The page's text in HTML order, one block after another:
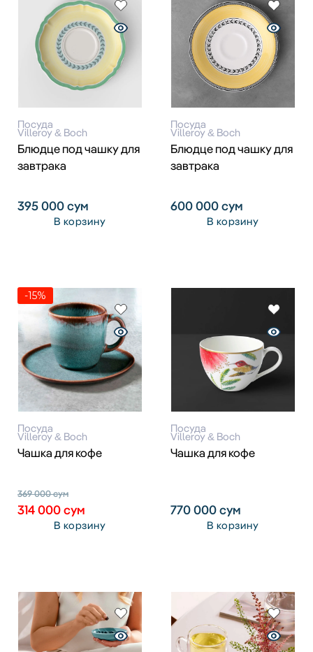
Посуда
Villeroy & Boch
Блюдце под чашку для
завтрака
395 000сум
В корзину
Посуда
Villeroy & Boch
Блюдце под чашку для
завтрака
600 000сум
В корзину
-15%
Посуда
Villeroy & Boch
Чашка для кофе
369 000сум
314 000сум
В корзину
Посуда
Villeroy & Boch
Чашка для кофе
770 000сум
В корзину